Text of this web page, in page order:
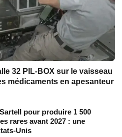
32 PIL-BOX sur le vaisseau
médicaments en apesanteur
pour produire 1 500
rares avant 2027 : une
Unis